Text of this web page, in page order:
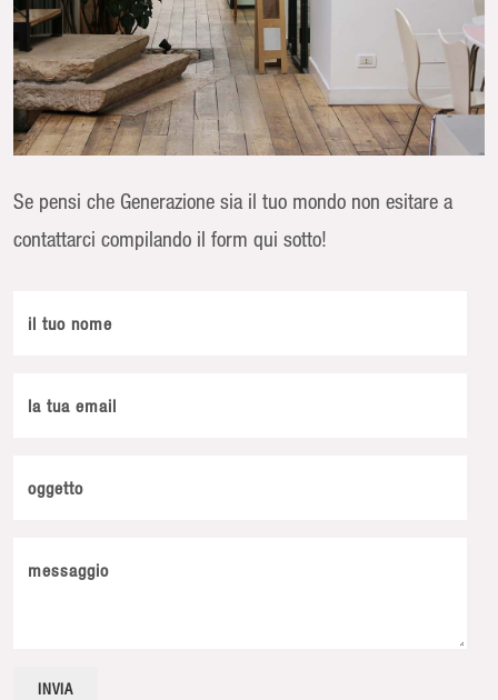
Se pensi che Generazione sia il tuo mondo non esitare a
contattarci compilando il form qui sotto!
il tuo nome
la tua email
oggetto
messaggio